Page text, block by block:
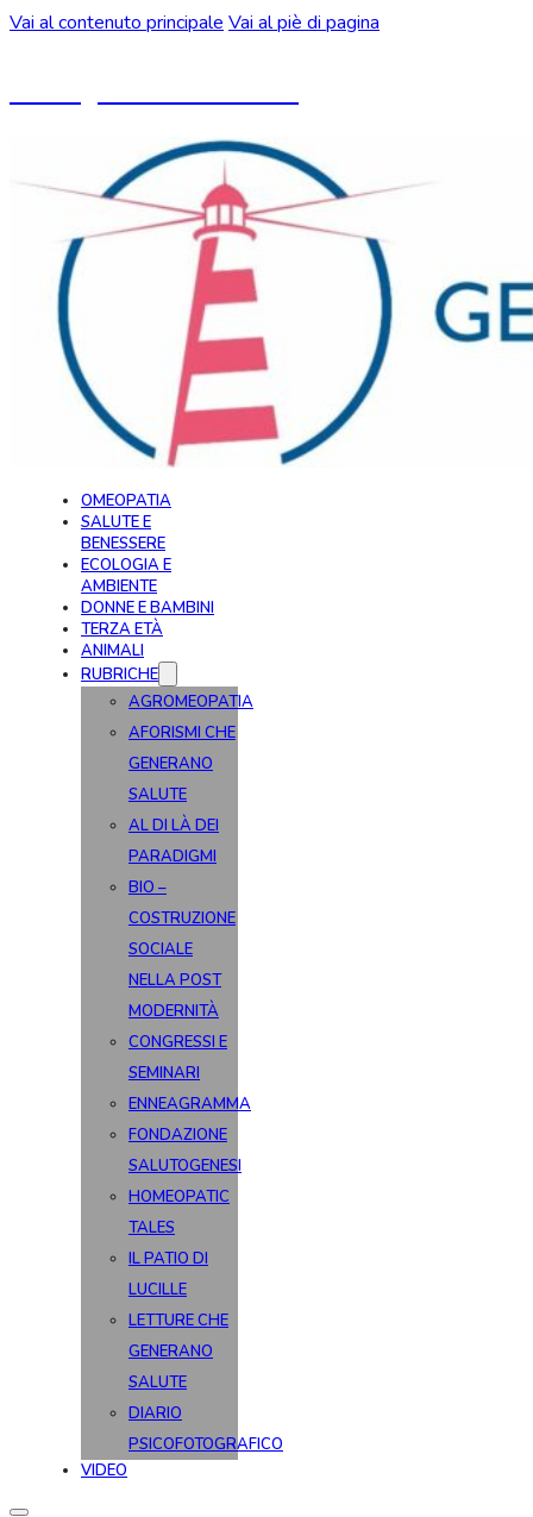
Vai al contenuto principale Vai al piè di pagina
OMEOPATIA
SALUTE E
BENESSERE
ECOLOGIA E
AMBIENTE
DONNE E BAMBINI
TERZA ETÀ
ANIMALI
RUBRICHE
AGROMEOPATIA
AFORISMI CHE
GENERANO
SALUTE
AL DI LÀ DEI
PARADIGMI
BIO –
COSTRUZIONE
SOCIALE
NELLA POST
MODERNITÀ
CONGRESSI E
SEMINARI
ENNEAGRAMMA
FONDAZIONE
SALUTOGENESI
HOMEOPATIC
TALES
IL PATIO DI
LUCILLE
LETTURE CHE
GENERANO
SALUTE
DIARIO
PSICOFOTOGRAFICO
VIDEO